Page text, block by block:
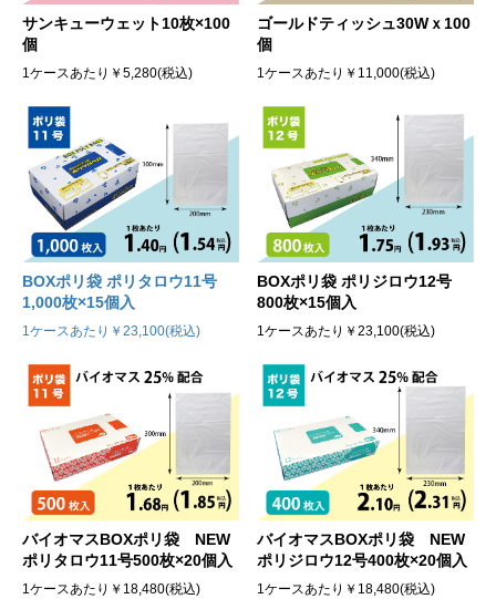
サンキューウェット10枚×100
個
1ケースあたり￥5,280(税込)
ゴールドティッシュ30Wｘ100
個
1ケースあたり￥11,000(税込)
BOXポリ袋 ポリタロウ11号
1,000枚×15個入
1ケースあたり￥23,100(税込)
BOXポリ袋 ポリジロウ12号
800枚×15個入
1ケースあたり￥23,100(税込)
バイオマスBOXポリ袋 NEW
ポリタロウ11号500枚×20個入
1ケースあたり￥18,480(税込)
バイオマスBOXポリ袋 NEW
ポリジロウ12号400枚×20個入
1ケースあたり￥18,480(税込)